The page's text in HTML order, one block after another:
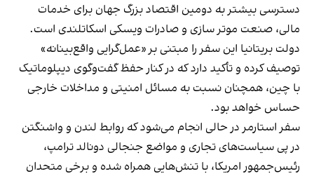
دسترسی بیشتر به دومین اقتصاد بزرگ جهان برای خدمات
مالی، صنعت موتر سازی و صادرات ویسکی اسکاتلندی است.
دولت بریتانیا این سفر را مبتنی بر «عمل‌گرایی واقع‌بینانه»
توصیف کرده و تأکید دارد که در کنار حفظ گفت‌وگوی دیپلوماتیک
با چین، همچنان نسبت به مسائل امنیتی و مداخلات خارجی
حساس خواهد بود.
سفر استارمر در حالی انجام می‌شود که روابط لندن و واشنگتن
در پی سیاست‌های تجاری و مواضع جنجالی دونالد ترامپ،
رئیس‌جمهور امریکا، با تنش‌هایی همراه شده و برخی متحدان